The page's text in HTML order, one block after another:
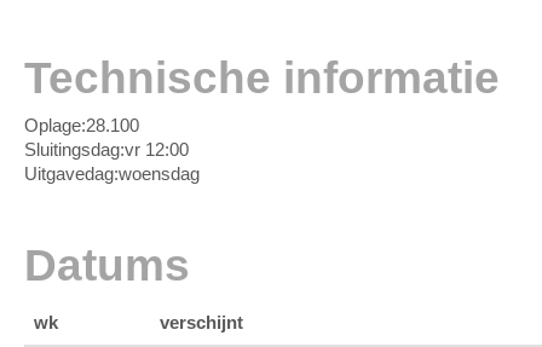
Technische informatie
Oplage:28.100
Sluitingsdag:vr 12:00
Uitgavedag:woensdag
Datums
wk verschijnt